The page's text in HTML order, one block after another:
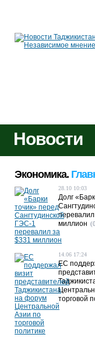
Новости
Экономика.
28.10 10:03
Долг
миллион
14.06 17:24
ЕС
торговой